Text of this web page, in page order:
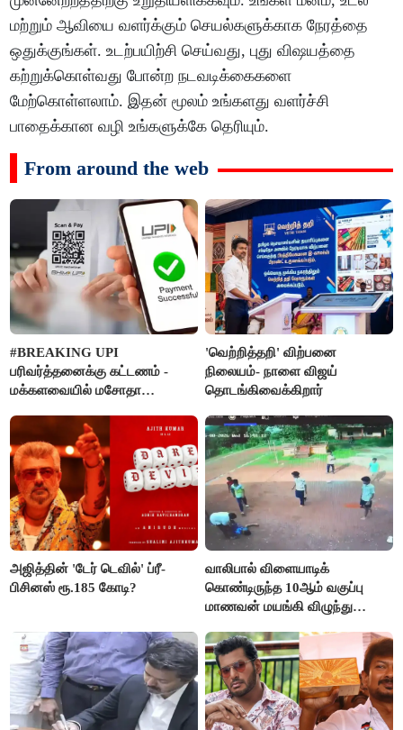
மற்றும் ஆவியை வளர்க்கும் செயல்களுக்காக நேரத்தை
ஒதுக்குங்கள். உடற்பயிற்சி செய்வது, புது விஷயத்தை
கற்றுக்கொள்வது போன்ற நடவடிக்கைகளை
மேற்கொள்ளலாம். இதன் மூலம் உங்களது வளர்ச்சி
பாதைக்கான வழி உங்களுக்கே தெரியும்.
From around the web
#BREAKING UPI
பரிவர்த்தனைக்கு கட்டணம் -
மக்களவையில் மசோதா
'வெற்றித்தறி' விற்பனை
நிலையம்- நாளை விஜய்
தொடங்கிவைக்கிறார்
அஜித்தின் 'டேர் டெவில்' ப்ரீ-
பிசினஸ் ரூ.185 கோடி?
வாலிபால் விளையாடிக்
கொண்டிருந்த 10ஆம் வகுப்பு
மாணவன் மயங்கி விழுந்து